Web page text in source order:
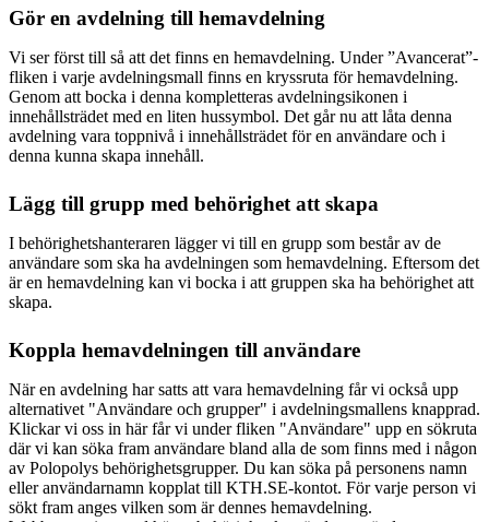
Gör en avdelning till hemavdelning
Vi ser först till så att det finns en hemavdelning. Under ”Avancerat”-
fliken i varje avdelningsmall finns en kryssruta för hemavdelning.
Genom att bocka i denna kompletteras avdelningsikonen i
innehållsträdet med en liten hussymbol. Det går nu att låta denna
avdelning vara toppnivå i innehållsträdet för en användare och i
denna kunna skapa innehåll.
Lägg till grupp med behörighet att skapa
I behörighetshanteraren lägger vi till en grupp som består av de
användare som ska ha avdelningen som hemavdelning. Eftersom det
är en hemavdelning kan vi bocka i att gruppen ska ha behörighet att
skapa.
Koppla hemavdelningen till användare
När en avdelning har satts att vara hemavdelning får vi också upp
alternativet "Användare och grupper" i avdelningsmallens knapprad.
Klickar vi oss in här får vi under fliken "Användare" upp en sökruta
där vi kan söka fram användare bland alla de som finns med i någon
av Polopolys behörighetsgrupper. Du kan söka på personens namn
eller användarnamn kopplat till KTH.SE-kontot. För varje person vi
sökt fram anges vilken som är dennes hemavdelning.